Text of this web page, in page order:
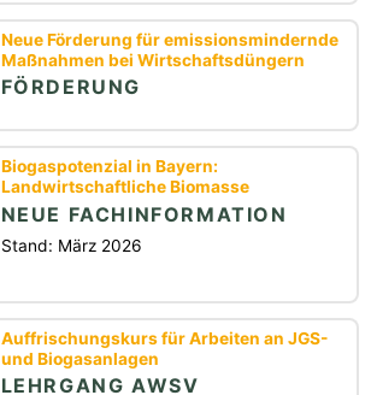
Neue Förderung für emissionsmindernde
Maßnahmen bei Wirtschaftsdüngern
FÖRDERUNG
Biogaspotenzial in Bayern:
Landwirtschaftliche Biomasse
NEUE FACHINFORMATION
Stand: März 2026
Auffrischungskurs für Arbeiten an JGS-
und Biogasanlagen
LEHRGANG AWSV